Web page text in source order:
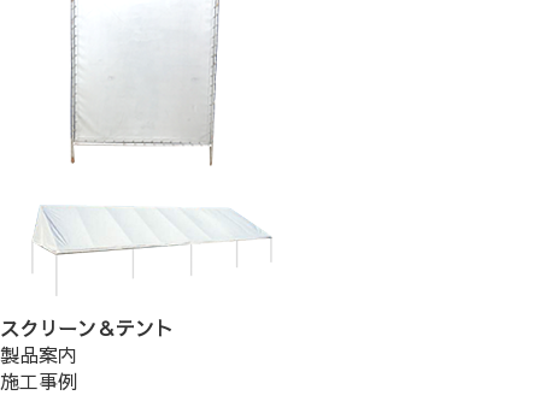
スクリーン＆テント
製品案内
施工事例